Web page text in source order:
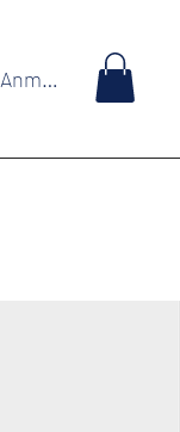
Anmelden